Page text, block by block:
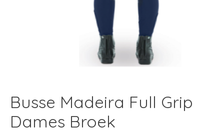
Busse Madeira Full Grip
Dames Broek